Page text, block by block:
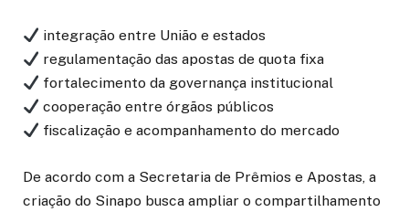
integração entre União e estados
regulamentação das apostas de quota fixa
fortalecimento da governança institucional
cooperação entre órgãos públicos
fiscalização e acompanhamento do mercado
De acordo com a Secretaria de Prêmios e Apostas, a
criação do Sinapo busca ampliar o compartilhamento